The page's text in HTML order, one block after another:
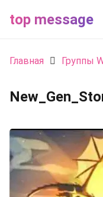
top message
Главная Группы